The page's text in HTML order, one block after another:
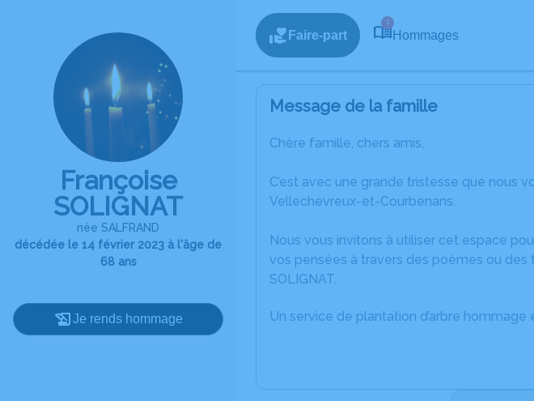
Françoise
SOLIGNAT
née SALFRAND
décédée le 14 février 2023 à l'âge de
68 ans
Je rends hommage
Faire-part
3
Hommages
Message de la famille
Chère famille, chers amis,
C’est avec une grande tristesse que nous
Vellechevreux-et-Courbenans.
Nous vous invitons à utiliser cet espace
vos pensées à travers des poèmes ou des
SOLIGNAT.
Un service de plantation d’arbre hommage